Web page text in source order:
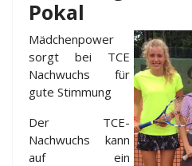
Pokal
Mädchenpower
sorgt bei TCE
Nachwuchs für
gute Stimmung
Der TCE-
Nachwuchs kann
auf ein